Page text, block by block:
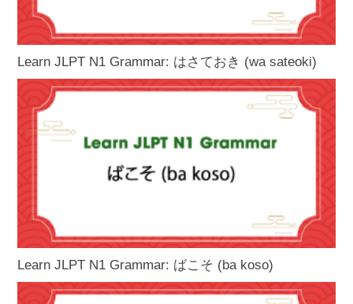
Learn JLPT N1 Grammar: はさておき (wa sateoki)
Learn JLPT N1 Grammar: ばこそ (ba koso)